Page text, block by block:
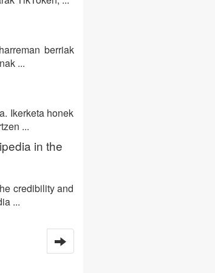
berriak
...
Ikerketa honek
...
in the
credibility and
...